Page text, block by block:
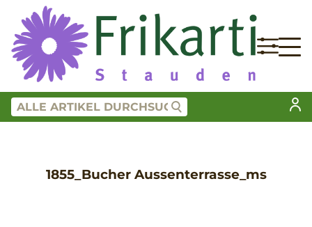
1855_Bucher Aussenterrasse_ms